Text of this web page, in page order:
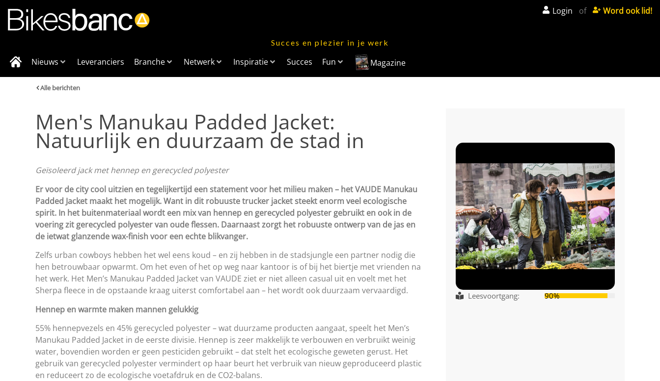
Login of Word ook lid!
Succes en plezier in je werk
Nieuws Leveranciers Branche Netwerk Inspiratie Succes Fun Magazine
Alle berichten
Men's Manukau Padded Jacket:
Natuurlijk en duurzaam de stad in
Geïsoleerd jack met hennep en gerecycled polyester
Er voor de city cool uitzien en tegelijkertijd een statement voor het milieu maken – het VAUDE Manukau
Padded Jacket maakt het mogelijk. Want in dit robuuste trucker jacket steekt enorm veel ecologische
spirit. In het buitenmateriaal wordt een mix van hennep en gerecycled polyester gebruikt en ook in de
voering zit gerecycled polyester van oude flessen. Daarnaast zorgt het robuuste ontwerp van de jas en
de ietwat glanzende wax-finish voor een echte blikvanger.
Zelfs urban cowboys hebben het wel eens koud – en zij hebben in de stadsjungle een partner nodig die
hen betrouwbaar opwarmt. Om het even of het op weg naar kantoor is of bij het biertje met vrienden na
het werk. Het Men’s Manukau Padded Jacket van VAUDE ziet er niet alleen casual uit en voelt met het
Sherpa fleece in de opstaande kraag uiterst comfortabel aan – het wordt ook duurzaam vervaardigd.
Hennep en warmte maken mannen gelukkig
55% hennepvezels en 45% gerecycled polyester – wat duurzame producten aangaat, speelt het Men’s
Manukau Padded Jacket in de eerste divisie. Hennep is zeer makkelijk te verbouwen en verbruikt weinig
water, bovendien worden er geen pesticiden gebruikt – dat stelt het ecologische geweten gerust. Het
gebruik van gerecycled polyester vermindert op haar beurt het verbruik van nieuw geproduceerd plastic
en reduceert zo de ecologische voetafdruk en de CO2-balans.
Leesvoortgang: 90%